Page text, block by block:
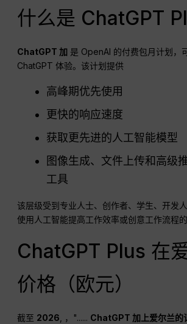
什么是 ChatGPT
ChatGPT 加 是 OpenAI 的付费包月计划，
ChatGPT 体验。该计划提供
高峰期优先使用
更快的响应速度
获取更先进的人工智能模型
图像生成、文件上传和高级
工具
该层级受到专业人士、创作者、学生、开发
使用人工智能提高工作效率或创意工作流程
ChatGPT Plus 在
价格（欧元）
截至 2026 , ，"...... ChatGPT 加上爱尔兰的